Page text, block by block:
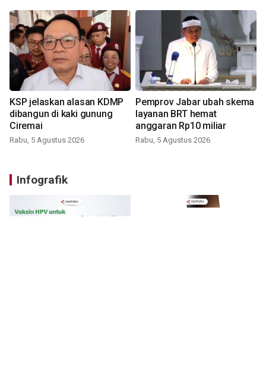
KSP jelaskan alasan KDMP
dibangun di kaki gunung
Ciremai
Rabu, 5 Agustus 2026
Pemprov Jabar ubah skema
layanan BRT hemat
anggaran Rp10 miliar
Rabu, 5 Agustus 2026
Infografik